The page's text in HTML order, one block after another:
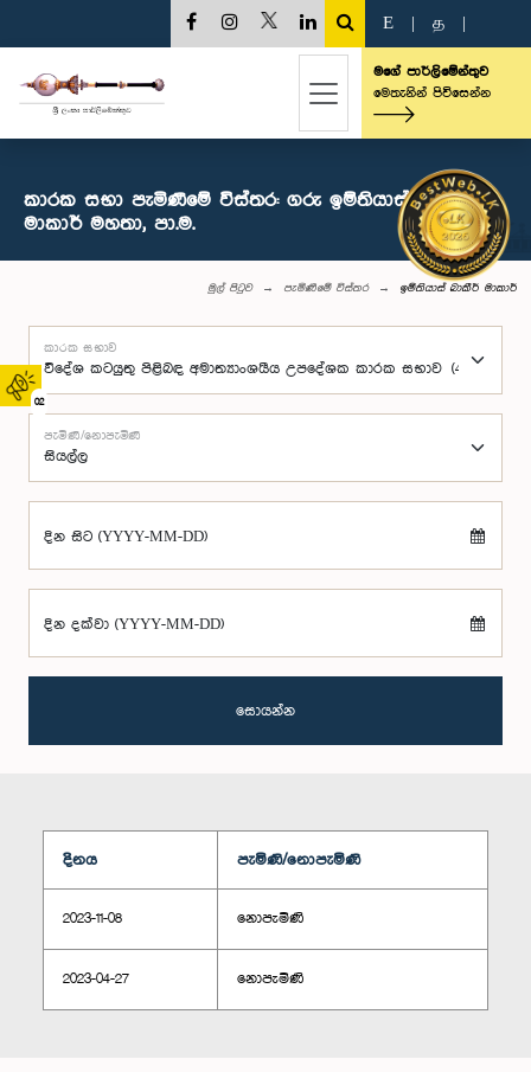
02
E த
මගේ පාර්ලිමේන්තුව
මෙතැනින් පිවිසෙන්න
කාරක සභා පැමිණීමේ විස්තර: ගරු ඉම්තියාස් බාකීර්
මාකාර් මහතා, පා.ම.
මුල් පිටුව පැමිණීමේ විස්තර ඉම්තියාස් බාකීර් මාකාර්
කාරක සභාව
පැමිණි/නොපැමිණි
දින සිට (YYYY-MM-DD)
දින දක්වා (YYYY-MM-DD)
සොයන්න
දිනය පැමිණි/නොපැමිණි
2023-11-08 නොපැමිණි
2023-04-27 නොපැමිණි